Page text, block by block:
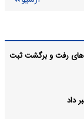
سفرهای رفت و برگشت ثبت
داد